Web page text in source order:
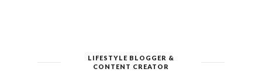
LIFESTYLE BLOGGER &
CONTENT CREATOR